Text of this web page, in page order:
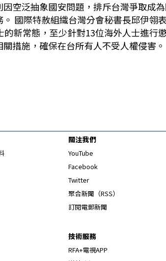
空泛抽象國安問題，排斥台灣爭取成
國際特赦組織台灣分會秘書長邱伊翎
新常態，至少針對13位海外人士進行
措施，確保在台所有人不受人權侵害。
關注我們
YouTube
Facebook
Twitter
聚合新聞（RSS）
訂閱電郵新聞
技術服務
RFA+電視APP